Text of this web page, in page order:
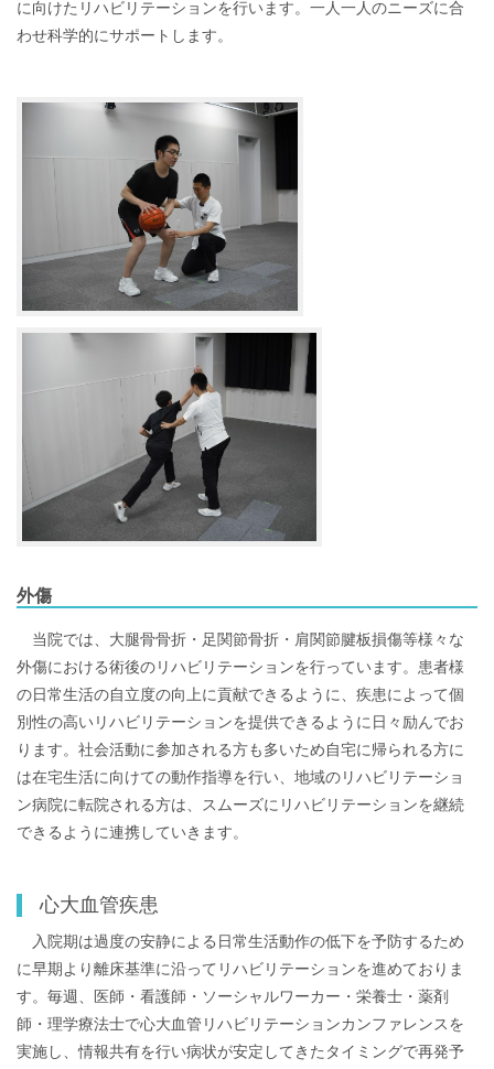
に向けたリハビリテーションを行います。一人一人のニーズに合
わせ科学的にサポートします。
外傷
当院では、大腿骨骨折・足関節骨折・肩関節腱板損傷等様々な
外傷における術後のリハビリテーションを行っています。患者様
の日常生活の自立度の向上に貢献できるように、疾患によって個
別性の高いリハビリテーションを提供できるように日々励んでお
ります。社会活動に参加される方も多いため自宅に帰られる方に
は在宅生活に向けての動作指導を行い、地域のリハビリテーショ
ン病院に転院される方は、スムーズにリハビリテーションを継続
できるように連携していきます。
心大血管疾患
入院期は過度の安静による日常生活動作の低下を予防するため
に早期より離床基準に沿ってリハビリテーションを進めておりま
す。毎週、医師・看護師・ソーシャルワーカー・栄養士・薬剤
師・理学療法士で心大血管リハビリテーションカンファレンスを
実施し、情報共有を行い病状が安定してきたタイミングで再発予